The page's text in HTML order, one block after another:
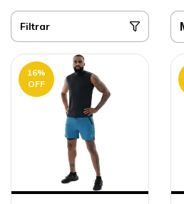
Filtrar
16%
OFF